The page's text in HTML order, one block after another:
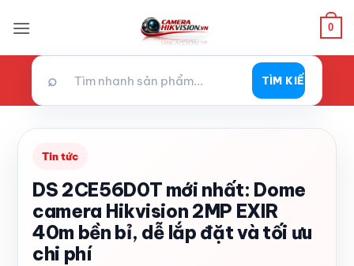
qua
0
⌕ TÌM KIẾM
Tin tức
DS 2CE56D0T mới nhất: Dome
camera Hikvision 2MP EXIR
40m bền bỉ, dễ lắp đặt và tối ưu
chi phí